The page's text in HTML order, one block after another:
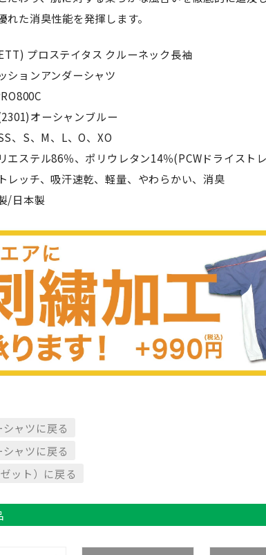
れた消臭性能を発揮します。
プロステイタス クルーネック長袖
ションアンダーシャツ
オーシャンブルー
、S、M、L、O、XO
エステル86％、ポリウレタン14％(PCWドライスト
レッチ、吸汗速乾、軽量、やわらかい、消臭
/日本製
シャツに戻る
シャツに戻る
ット）に戻る